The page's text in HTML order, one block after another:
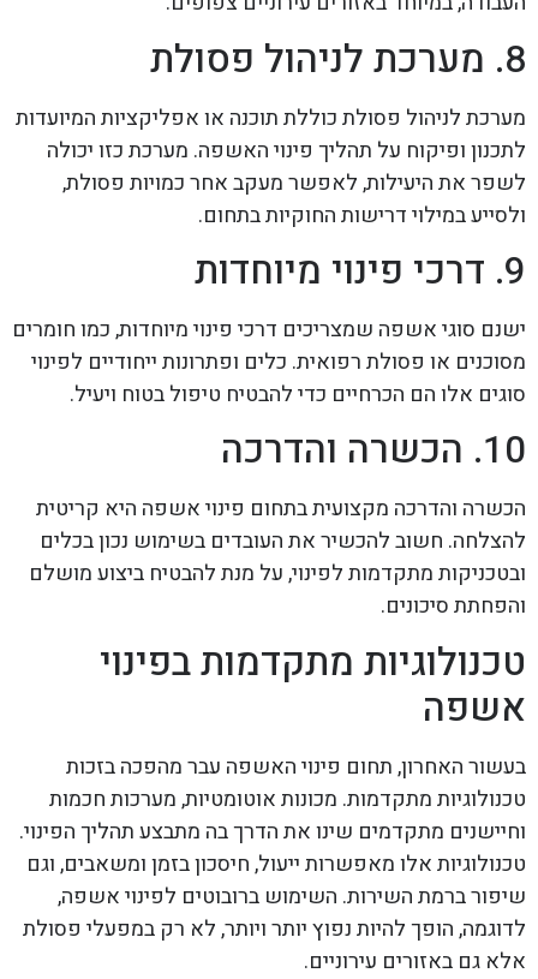
8. מערכת לניהול פסולת
מערכת לניהול פסולת כוללת תוכנה או אפליקציות המיועדות
לתכנון ופיקוח על תהליך פינוי האשפה. מערכת כזו יכולה
לשפר את היעילות, לאפשר מעקב אחר כמויות פסולת,
ולסייע במילוי דרישות החוקיות בתחום.
9. דרכי פינוי מיוחדות
ישנם סוגי אשפה שמצריכים דרכי פינוי מיוחדות, כמו חומרים
מסוכנים או פסולת רפואית. כלים ופתרונות ייחודיים לפינוי
סוגים אלו הם הכרחיים כדי להבטיח טיפול בטוח ויעיל.
10. הכשרה והדרכה
הכשרה והדרכה מקצועית בתחום פינוי אשפה היא קריטית
להצלחה. חשוב להכשיר את העובדים בשימוש נכון בכלים
ובטכניקות מתקדמות לפינוי, על מנת להבטיח ביצוע מושלם
והפחתת סיכונים.
טכנולוגיות מתקדמות בפינוי
אשפה
בעשור האחרון, תחום פינוי האשפה עבר מהפכה בזכות
טכנולוגיות מתקדמות. מכונות אוטומטיות, מערכות חכמות
וחיישנים מתקדמים שינו את הדרך בה מתבצע תהליך הפינוי.
טכנולוגיות אלו מאפשרות ייעול, חיסכון בזמן ומשאבים, וגם
שיפור ברמת השירות. השימוש ברובוטים לפינוי אשפה,
לדוגמה, הופך להיות נפוץ יותר ויותר, לא רק במפעלי פסולת
אלא גם באזורים עירוניים.